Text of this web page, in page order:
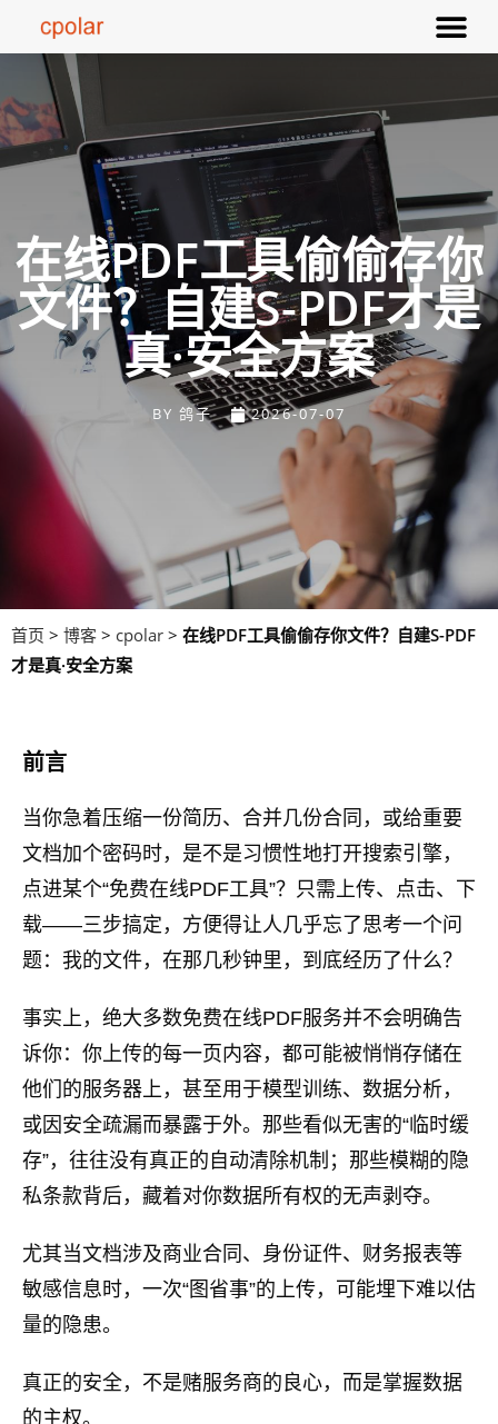
在线PDF工具偷偷存你
文件？自建S-PDF才是
真·安全方案
BY 鸽子 2026-07-07
首页 > 博客 > cpolar > 在线PDF工具偷偷存你文件？自建S-PDF
才是真·安全方案
前言
当你急着压缩一份简历、合并几份合同，或给重要
文档加个密码时，是不是习惯性地打开搜索引擎，
点进某个“免费在线PDF工具”？只需上传、点击、下
载——三步搞定，方便得让人几乎忘了思考一个问
题：我的文件，在那几秒钟里，到底经历了什么？
事实上，绝大多数免费在线PDF服务并不会明确告
诉你：你上传的每一页内容，都可能被悄悄存储在
他们的服务器上，甚至用于模型训练、数据分析，
或因安全疏漏而暴露于外。那些看似无害的“临时缓
存”，往往没有真正的自动清除机制；那些模糊的隐
私条款背后，藏着对你数据所有权的无声剥夺。
尤其当文档涉及商业合同、身份证件、财务报表等
敏感信息时，一次“图省事”的上传，可能埋下难以估
量的隐患。
真正的安全，不是赌服务商的良心，而是掌握数据
的主权。